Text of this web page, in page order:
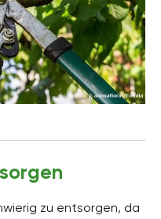
zu entsorgen, da